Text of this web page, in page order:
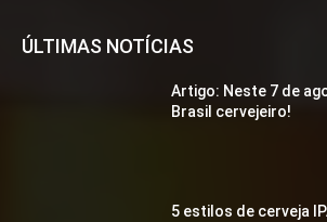
ÚLTIMAS NOTÍCIAS
Artigo: Neste 7 de
Brasil cervejeiro!
5 estilos de cerveja